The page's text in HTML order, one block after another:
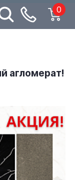
0
агломерат!